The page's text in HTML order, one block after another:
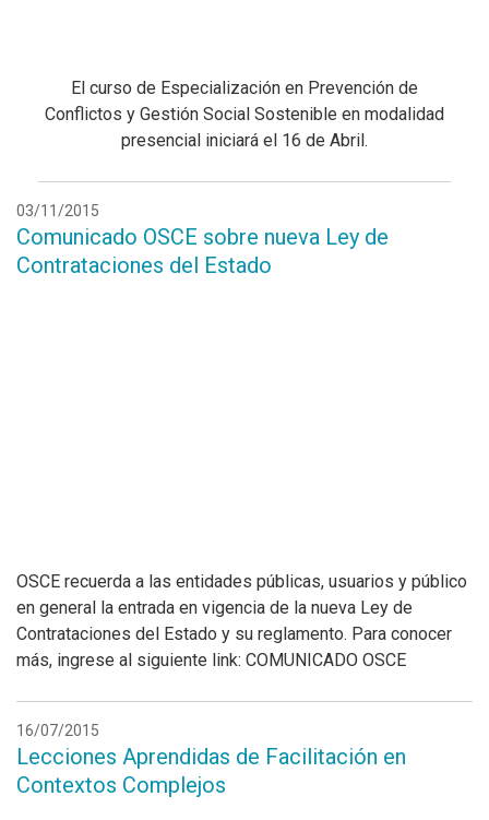
El curso de Especialización en Prevención de
Conflictos y Gestión Social Sostenible en modalidad
presencial iniciará el 16 de Abril.
03/11/2015
Comunicado OSCE sobre nueva Ley de
Contrataciones del Estado
OSCE recuerda a las entidades públicas, usuarios y público
en general la entrada en vigencia de la nueva Ley de
Contrataciones del Estado y su reglamento. Para conocer
más, ingrese al siguiente link: COMUNICADO OSCE
16/07/2015
Lecciones Aprendidas de Facilitación en
Contextos Complejos